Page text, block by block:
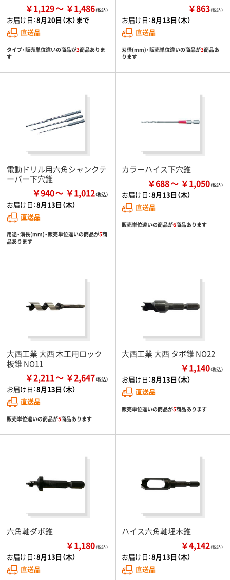
￥1,129 ￥1,486
お届け日：8月20日（木）まで
直送品
タイプ・販売単位違いの商品が3商品ありま
す
￥863（税込）
お届け日：8月13日（木）
直送品
刃径(mm)・販売単位違いの商品が3商品あ
ります
電動ドリル用六角シャンクテ
ーパー下穴錐
￥940 ￥1,012
お届け日：8月13日（木）
直送品
用途・溝長(mm)・販売単位違いの商品が5商
品あります
カラーハイス下穴錐
￥688 ￥1,050
お届け日：8月13日（木）
直送品
販売単位違いの商品が6商品あります
大西工業 大西 木工用ロック
板錐 NO11
￥2,211 ￥2,647
お届け日：8月13日（木）
直送品
販売単位違いの商品が5商品あります
大西工業 大西 タボ錐 NO22
￥1,140（税込）
お届け日：8月13日（木）
直送品
販売単位違いの商品が5商品あります
六角軸ダボ錐
￥1,180（税込）
お届け日：8月13日（木）
直送品
ハイス六角軸埋木錐
￥4,142（税込）
お届け日：8月13日（木）
直送品